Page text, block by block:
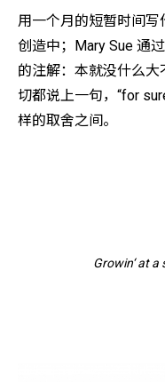
用一个月的短暂时间写
创造中；Mary Sue 通过
的注解：本就没什么
切都说上一句，“for
样的取舍之间。
Growin‘ at